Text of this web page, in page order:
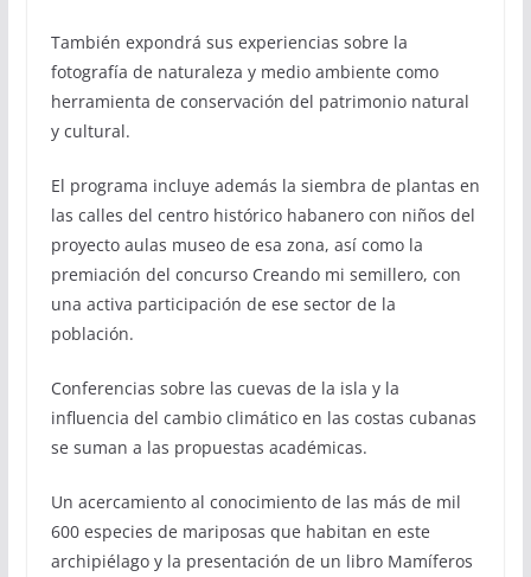
También expondrá sus experiencias sobre la
fotografía de naturaleza y medio ambiente como
herramienta de conservación del patrimonio natural
y cultural.
El programa incluye además la siembra de plantas en
las calles del centro histórico habanero con niños del
proyecto aulas museo de esa zona, así como la
premiación del concurso Creando mi semillero, con
una activa participación de ese sector de la
población.
Conferencias sobre las cuevas de la isla y la
influencia del cambio climático en las costas cubanas
se suman a las propuestas académicas.
Un acercamiento al conocimiento de las más de mil
600 especies de mariposas que habitan en este
archipiélago y la presentación de un libro Mamíferos